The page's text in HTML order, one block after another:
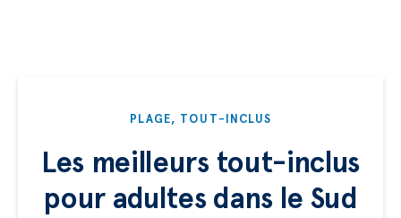
PLAGE, TOUT-INCLUS
Les meilleurs tout-inclus
pour adultes dans le Sud